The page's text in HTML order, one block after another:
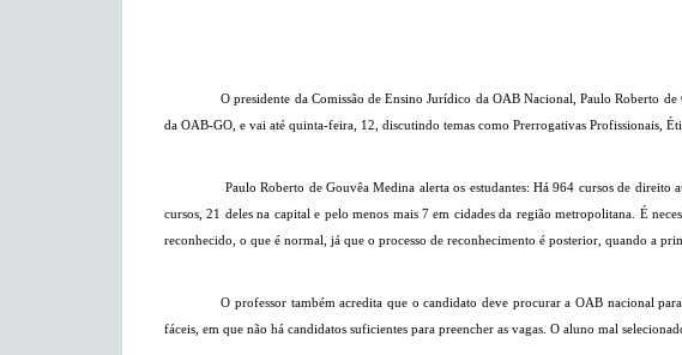
O presidente da Comissão de Ensino Jurídico da OAB Nacional, Paulo Roberto
da OAB-GO, e vai até quinta-feira, 12, discutindo temas como Prerrogativas Profissionais,
Paulo Roberto de Gouvêa Medina alerta os estudantes: Há 964 cursos de
cursos, 21 deles na capital e pelo menos mais 7 em cidades da região metropolitana. É
reconhecido, o que é normal, já que o processo de reconhecimento é posterior, quando a
O professor também acredita que o candidato deve procurar a OAB nacional
fáceis, em que não há candidatos suficientes para preencher as vagas. O aluno mal